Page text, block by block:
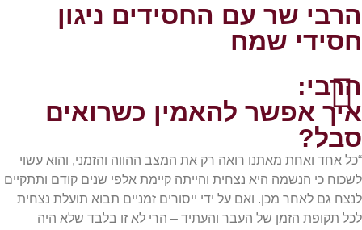
הרבי שר עם החסידים ניגון
חסידי שמח
הרבי:
איך אפשר להאמין כשרואים
סבל?
“כל אחד ואחת מאתנו רואה רק את המצב ההווה והזמני, והוא עשוי
לשכוח כי הנשמה היא נצחית והייתה קיימת אלפי שנים קודם ותתקיים
לנצח גם לאחר מכן. ואם על ידי ייסורים זמניים תבוא תועלת נצחית
לכל תקופת הזמן של העבר והעתיד – הרי לא זו בלבד שלא היה